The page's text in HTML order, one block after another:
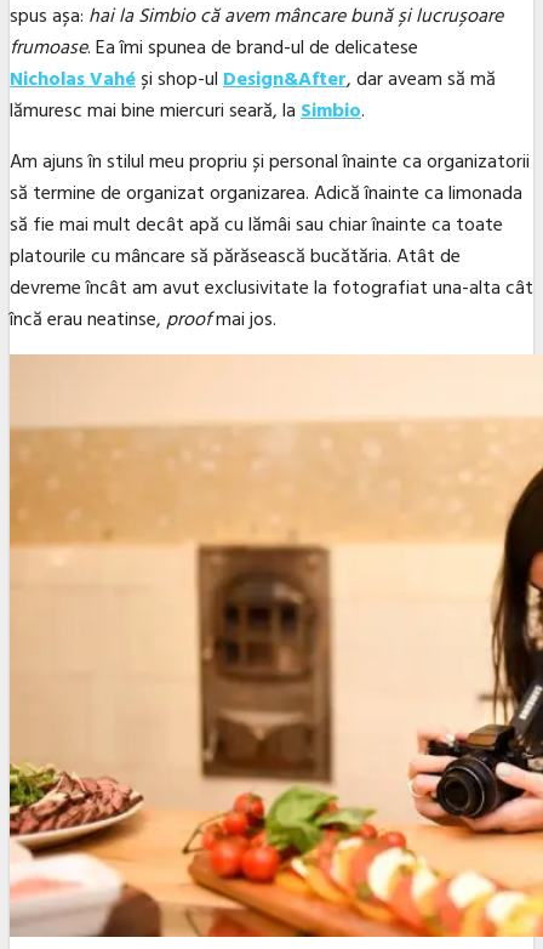
spus așa: hai la Simbio că avem mâncare bună și lucrușoare
frumoase. Ea îmi spunea de brand-ul de delicatese
Nicholas Vahéși shop-ulDesign&After, dar aveam să mă
lămuresc mai bine miercuri seară, laSimbio.
Am ajuns în stilul meu propriu și personal înainte ca organizatorii
să termine de organizat organizarea. Adică înainte ca limonada
să fie mai mult decât apă cu lămâi sau chiar înainte ca toate
platourile cu mâncare să părăsească bucătăria. Atât de
devreme încât am avut exclusivitate la fotografiat una-alta cât
încă erau neatinse,proofmai jos.